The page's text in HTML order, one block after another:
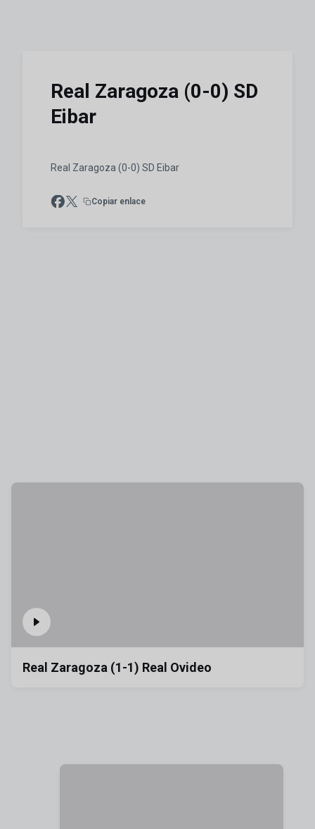
Real Zaragoza (0-0) SD
Eibar
Real Zaragoza (0-0) SD Eibar
Copiar enlace
Real Zaragoza (1-1) Real Ovideo